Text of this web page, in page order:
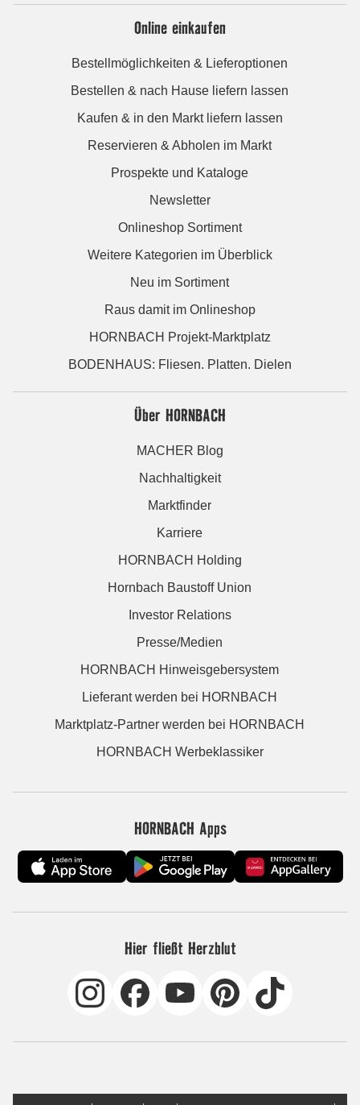
Online einkaufen
Bestellmöglichkeiten & Lieferoptionen
Bestellen & nach Hause liefern lassen
Kaufen & in den Markt liefern lassen
Reservieren & Abholen im Markt
Prospekte und Kataloge
Newsletter
Onlineshop Sortiment
Weitere Kategorien im Überblick
Neu im Sortiment
Raus damit im Onlineshop
HORNBACH Projekt-Marktplatz
BODENHAUS: Fliesen. Platten. Dielen
Über HORNBACH
MACHER Blog
Nachhaltigkeit
Marktfinder
Karriere
HORNBACH Holding
Hornbach Baustoff Union
Investor Relations
Presse/Medien
HORNBACH Hinweisgebersystem
Lieferant werden bei HORNBACH
Marktplatz-Partner werden bei HORNBACH
HORNBACH Werbeklassiker
HORNBACH Apps
Hier fließt Herzblut